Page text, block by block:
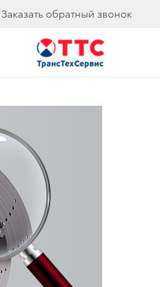
Заказать обратный звонок